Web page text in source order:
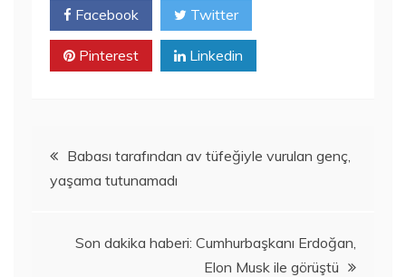
Facebook Twitter
Pinterest Linkedin
Yazı
gezinmesi
Babası tarafından av tüfeğiyle vurulan genç,
yaşama tutunamadı
Son dakika haberi: Cumhurbaşkanı Erdoğan,
Elon Musk ile görüştü